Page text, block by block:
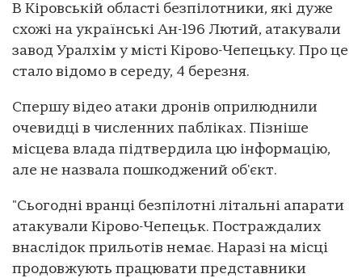
В Кіровській області безпілотники, які дуже
схожі на українські Ан-196 Лютий, атакували
завод Уралхім у місті Кірово-Чепецьку. Про це
стало відомо в середу, 4 березня.
Спершу відео атаки дронів оприлюднили
очевидці в численних пабліках. Пізніше
місцева влада підтвердила цю інформацію,
але не назвала пошкоджений об'єкт.
"Сьогодні вранці безпілотні літальні апарати
атакували Кірово-Чепецьк. Постраждалих
внаслідок прильотів немає. Наразі на місці
продовжують працювати представники